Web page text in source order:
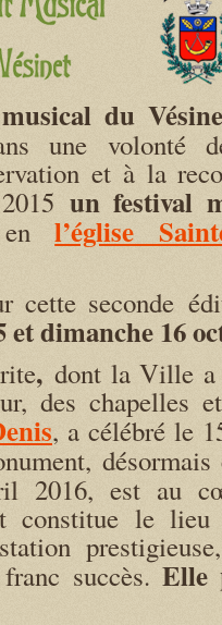
du
une volonté
et à la
2015un festival
enl’église
cette seconde
dimanche 16
, dont la Ville a
des chapelles
, a célébré le
2016, est au
constitue le
succès. Elle